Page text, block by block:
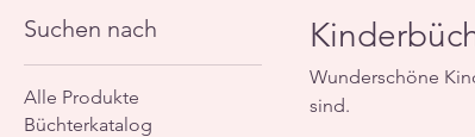
Suchen nach
Alle Produkte
Büchterkatalog
Wunderschöne
sind.